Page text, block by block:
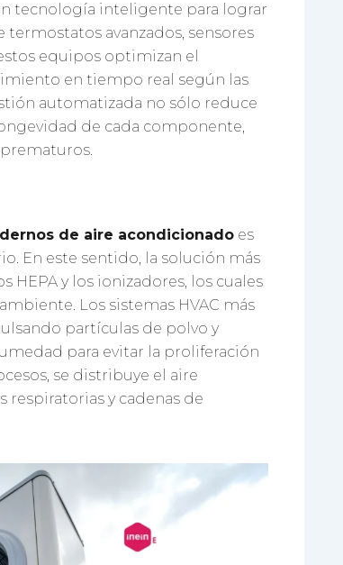
tecnología inteligente para lograr
avanzados, sensores
equipos optimizan el
en tiempo real según las
automatizada no sólo reduce
de cada componente,
de aire acondicionado es
En este sentido, la solución más
HEPA y los ionizadores, los cuales
Los sistemas HVAC más
partículas de polvo y
para evitar la proliferación
se distribuye el aire
y cadenas de